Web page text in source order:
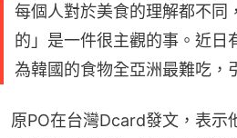
每個人對於美食的理解都不同
的」是一件很主觀的事。近日
為韓國的食物全亞洲最難吃，
原PO在台灣Dcard發文，表示